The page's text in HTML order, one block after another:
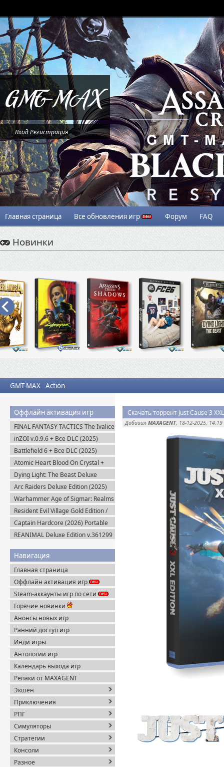
ВходРегистрация
Главная страница Все обновления игр Форум FAQ
Новинки
GMT-MAX Action
Оффлайн активация игр
FINAL FANTASY TACTICS The Ivalice
Chronicles (2025) Steam-Rip
inZOI v.0.9.6 + Все DLC (2025)
Пиратка
Battlefield 6 + Все DLC (2025)
Portable
Atomic Heart Blood On Crystal +
Все DLC (2026) Пиратка
Dying Light: The Beast Deluxe
Edition v.1.6.4 + Все DLC (2025)
Пиратка
Arc Raiders Deluxe Edition (2025)
Steam-Rip
Warhammer Age of Sigmar: Realms
of Ruin Ultimate Edition (2023)
Steam-Rip
Resident Evil Village Gold Edition /
Resident Evil 8 (2021) Portable
Captain Hardcore (2026) Portable
REANIMAL Deluxe Edition v.361299
Навигация
Главная страница
Оффлайн активация игр
Steam-аккаунты игр по сети
Горячие новинки
Анонсы новых игр
Ранний доступ игр
Инди игры
Антологии игр
Календарь выхода игр
Репаки от MAXAGENT
Экшен
Приключения
РПГ
Симуляторы
Стратегии
Консоли
Разное
Скачать торрент Just Cause 3
Добавил MAXAGENT, 18-12-2025, 14:19